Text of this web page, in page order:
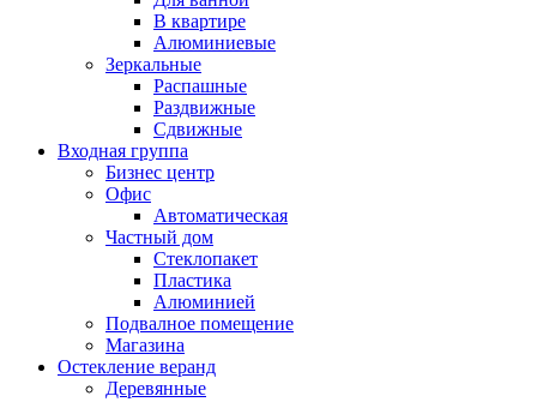
В квартире
Алюминиевые
Зеркальные
Распашные
Раздвижные
Сдвижные
Входная группа
Бизнес центр
Офис
Автоматическая
Частный дом
Стеклопакет
Пластика
Алюминией
Подвалное помещение
Магазина
Остекление веранд
Деревянные